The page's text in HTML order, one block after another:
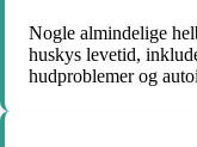
Nogle almindelige
huskys levetid,
hudproblemer og